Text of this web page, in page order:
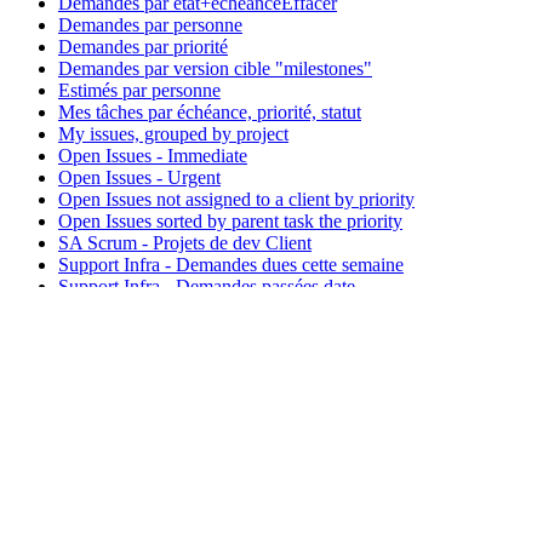
Demandes par personne
Demandes par priorité
Demandes par version cible "milestones"
Estimés par personne
Mes tâches par échéance, priorité, statut
My issues, grouped by project
Open Issues - Immediate
Open Issues - Urgent
Open Issues not assigned to a client by priority
Open Issues sorted by parent task the priority
SA Scrum - Projets de dev Client
Support Infra - Demandes dues cette semaine
Support Infra - Demandes passées date